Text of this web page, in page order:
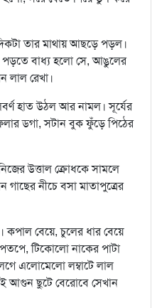
তার মাথায় আছড়ে পড়ল।
পড়তে বাধ্য হলো সে, আঙুলের
লাল রেখা।
হাত উঠল আর নামল। সূর্যের
ডগা, সটান বুক ফুঁড়ে পিঠের
উত্তাল ক্রোধকে সামলে
নীচে বসা মাতাপুত্রের
কপাল বেয়ে, চুলের ধার বেয়ে
টিকোলো নাকের পাটা
এলোমেলো লম্বাটে লাল
আগুন ছুটে বেরোবে সেখান